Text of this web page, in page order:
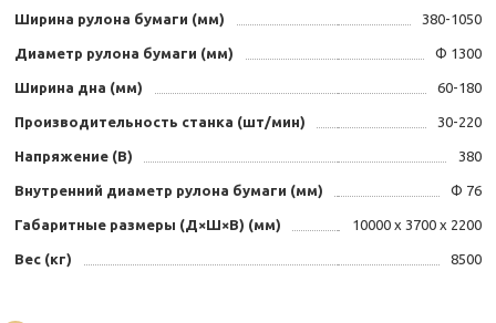
Ширина рулона бумаги (мм) 380-1050
Диаметр рулона бумаги (мм) Ф 1300
Ширина дна (мм) 60-180
Производительность станка (шт/мин) 30-220
Напряжение (В) 380
Внутренний диаметр рулона бумаги (мм) Ф 76
Габаритные размеры (Д×Ш×В) (мм) 10000 x 3700 x 2200
Вес (кг) 8500